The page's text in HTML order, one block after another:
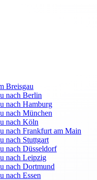
Breisgau
nach Berlin
nach Hamburg
nach München
nach Köln
nach Frankfurt am Main
nach Stuttgart
nach Düsseldorf
nach Leipzig
nach Dortmund
nach Essen